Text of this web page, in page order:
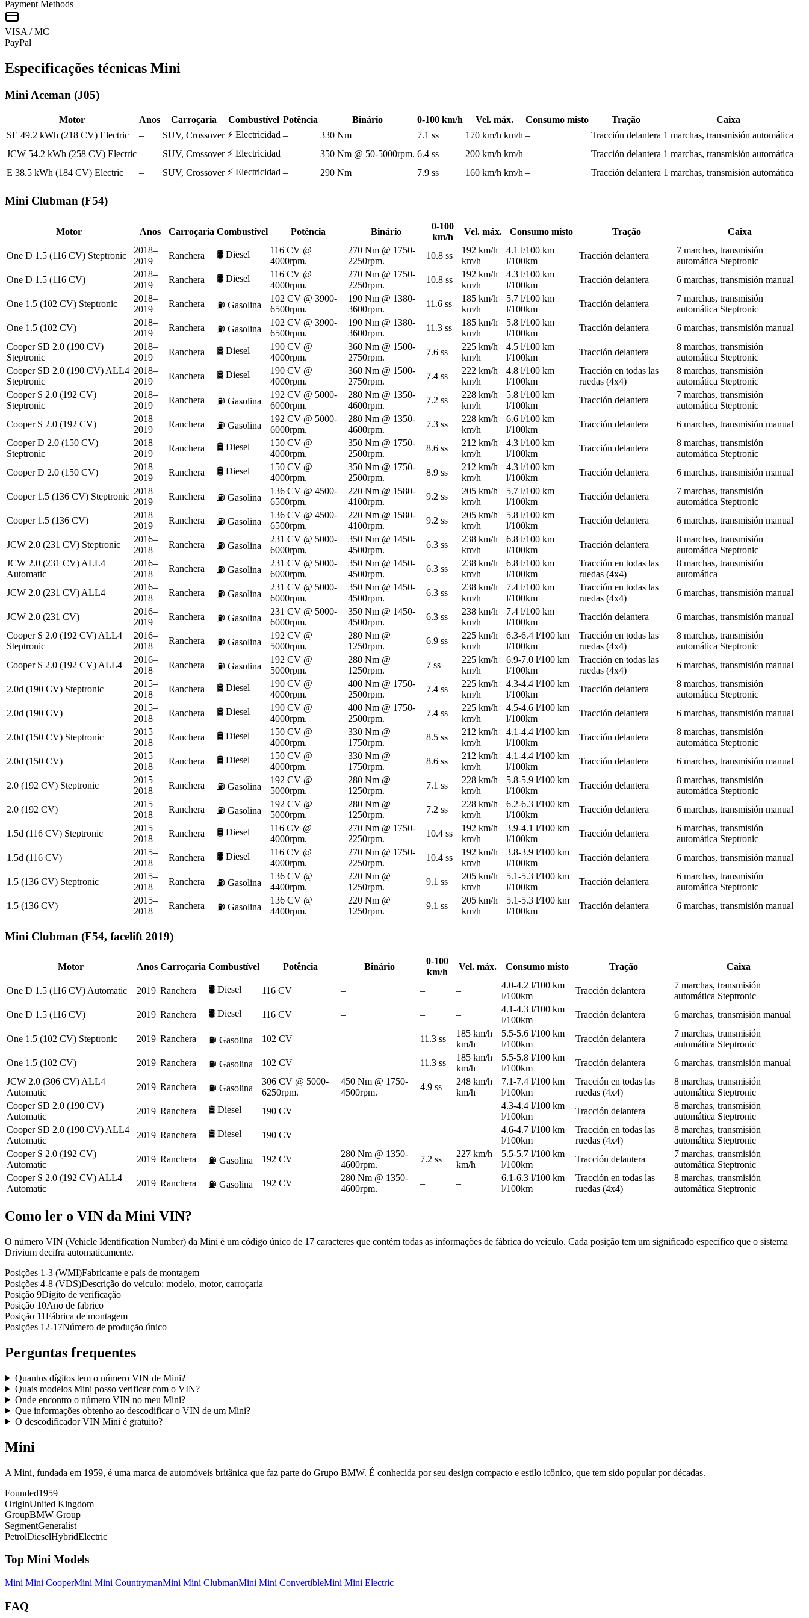
Payment Methods
VISA / MC
PayPal
Especificações técnicas Mini
Mini Aceman (J05)
Motor Anos Carroçaria Combustível Potência Binário 0-100 km/h Vel. máx. Consumo misto Tração
Caixa
SE 49.2 kWh (218 CV) Electric
– SUV, Crossover ⚡ Electricidad – 330 Nm 7.1 ss 170 km/h km/h – Tracción delantera 1 marchas, transmisión automática
JCW 54.2 kWh (258 CV) Electric – SUV, Crossover ⚡ Electricidad – 350 Nm @ 50-5000rpm. 6.4 ss 200 km/h km/h – Tracción delantera 1 marchas, transmisión automática
E 38.5 kWh (184 CV) Electric
– SUV, Crossover ⚡ Electricidad – 290 Nm 7.9 ss 160 km/h km/h – Tracción delantera 1 marchas, transmisión automática
Mini Clubman (F54)
Motor Anos Carroçaria Combustível Potência Binário
0-100
km/h
Vel. máx. Consumo misto Tração Caixa
One D 1.5 (116 CV) Steptronic
2018–
2019
Ranchera 🛢️ Diesel
116 CV @
4000rpm.
270 Nm @ 1750-
2250rpm.
10.8 ss
192 km/h
km/h
4.1 l/100 km
l/100km
Tracción delantera
7 marchas, transmisión
automática Steptronic
One D 1.5 (116 CV)
2018–
2019
Ranchera 🛢️ Diesel
116 CV @
4000rpm.
270 Nm @ 1750-
2250rpm.
10.8 ss
192 km/h
km/h
4.3 l/100 km
l/100km
Tracción delantera 6 marchas, transmisión manual
One 1.5 (102 CV) Steptronic
2018–
2019
Ranchera ⛽ Gasolina
102 CV @ 3900-
6500rpm.
190 Nm @ 1380-
3600rpm.
11.6 ss
185 km/h
km/h
5.7 l/100 km
l/100km
Tracción delantera
7 marchas, transmisión
automática Steptronic
One 1.5 (102 CV)
2018–
2019
Ranchera ⛽ Gasolina
102 CV @ 3900-
6500rpm.
190 Nm @ 1380-
3600rpm.
11.3 ss
185 km/h
km/h
5.8 l/100 km
l/100km
Tracción delantera
6 marchas, transmisión manual
Cooper SD 2.0 (190 CV)
Steptronic
2018–
2019
Ranchera 🛢️ Diesel
190 CV @
4000rpm.
360 Nm @ 1500-
2750rpm.
7.6 ss
225 km/h
km/h
4.5 l/100 km
l/100km
Tracción delantera
8 marchas, transmisión
automática Steptronic
Cooper SD 2.0 (190 CV) ALL4
Steptronic
2018–
2019
Ranchera 🛢️ Diesel
190 CV @
4000rpm.
360 Nm @ 1500-
2750rpm.
7.4 ss
222 km/h
km/h
4.8 l/100 km
l/100km
Tracción en todas las
ruedas (4x4)
8 marchas, transmisión
automática Steptronic
Cooper S 2.0 (192 CV)
Steptronic
2018–
2019
Ranchera ⛽ Gasolina
192 CV @ 5000-
6000rpm.
280 Nm @ 1350-
4600rpm.
7.2 ss
228 km/h
km/h
5.8 l/100 km
l/100km
Tracción delantera
7 marchas, transmisión
automática Steptronic
Cooper S 2.0 (192 CV)
2018–
2019
Ranchera ⛽ Gasolina
192 CV @ 5000-
6000rpm.
280 Nm @ 1350-
4600rpm.
7.3 ss
228 km/h
km/h
6.6 l/100 km
l/100km
Tracción delantera
6 marchas, transmisión manual
Cooper D 2.0 (150 CV)
Steptronic
2018–
2019
Ranchera 🛢️ Diesel
150 CV @
4000rpm.
350 Nm @ 1750-
2500rpm.
8.6 ss
212 km/h
km/h
4.3 l/100 km
l/100km
Tracción delantera
8 marchas, transmisión
automática Steptronic
Cooper D 2.0 (150 CV)
2018–
2019
Ranchera 🛢️ Diesel
150 CV @
4000rpm.
350 Nm @ 1750-
2500rpm.
8.9 ss
212 km/h
km/h
4.3 l/100 km
l/100km
Tracción delantera 6 marchas, transmisión manual
Cooper 1.5 (136 CV) Steptronic
2018–
2019
Ranchera ⛽ Gasolina
136 CV @ 4500-
6500rpm.
220 Nm @ 1580-
4100rpm.
9.2 ss
205 km/h
km/h
5.7 l/100 km
l/100km
Tracción delantera
7 marchas, transmisión
automática Steptronic
Cooper 1.5 (136 CV)
2018–
2019
Ranchera ⛽ Gasolina
136 CV @ 4500-
6500rpm.
220 Nm @ 1580-
4100rpm.
9.2 ss
205 km/h
km/h
5.8 l/100 km
l/100km
Tracción delantera 6 marchas, transmisión manual
JCW 2.0 (231 CV) Steptronic
2016–
2018
Ranchera ⛽ Gasolina
231 CV @ 5000-
6000rpm.
350 Nm @ 1450-
4500rpm.
6.3 ss
238 km/h
km/h
6.8 l/100 km
l/100km
Tracción delantera
8 marchas, transmisión
automática Steptronic
JCW 2.0 (231 CV) ALL4
Automatic
2016–
2018
Ranchera ⛽ Gasolina
231 CV @ 5000-
6000rpm.
350 Nm @ 1450-
4500rpm.
6.3 ss
238 km/h
km/h
6.8 l/100 km
l/100km
Tracción en todas las
ruedas (4x4)
8 marchas, transmisión
automática
JCW 2.0 (231 CV) ALL4
2016–
2018
Ranchera ⛽ Gasolina
231 CV @ 5000-
6000rpm.
350 Nm @ 1450-
4500rpm.
6.3 ss
238 km/h
km/h
7.4 l/100 km
l/100km
Tracción en todas las
ruedas (4x4)
6 marchas, transmisión manual
JCW 2.0 (231 CV)
2016–
2019
Ranchera ⛽ Gasolina
231 CV @ 5000-
6000rpm.
350 Nm @ 1450-
4500rpm.
6.3 ss
238 km/h
km/h
7.4 l/100 km
l/100km
Tracción delantera
6 marchas, transmisión manual
Cooper S 2.0 (192 CV) ALL4
Steptronic
2016–
2018
Ranchera ⛽ Gasolina
192 CV @
5000rpm.
280 Nm @
1250rpm.
6.9 ss
225 km/h
km/h
6.3-6.4 l/100 km
l/100km
Tracción en todas las
ruedas (4x4)
8 marchas, transmisión
automática Steptronic
Cooper S 2.0 (192 CV) ALL4
2016–
2018
Ranchera ⛽ Gasolina
192 CV @
5000rpm.
280 Nm @
1250rpm.
7 ss
225 km/h
km/h
6.9-7.0 l/100 km
l/100km
Tracción en todas las
ruedas (4x4)
6 marchas, transmisión manual
2.0d (190 CV) Steptronic
2015–
2018
Ranchera 🛢️ Diesel
190 CV @
4000rpm.
400 Nm @ 1750-
2500rpm.
7.4 ss
225 km/h
km/h
4.3-4.4 l/100 km
l/100km
Tracción delantera
8 marchas, transmisión
automática Steptronic
2.0d (190 CV)
2015–
2018
Ranchera 🛢️ Diesel
190 CV @
4000rpm.
400 Nm @ 1750-
2500rpm.
7.4 ss
225 km/h
km/h
4.5-4.6 l/100 km
l/100km
Tracción delantera 6 marchas, transmisión manual
2.0d (150 CV) Steptronic
2015–
2018
Ranchera 🛢️ Diesel
150 CV @
4000rpm.
330 Nm @
1750rpm.
8.5 ss
212 km/h
km/h
4.1-4.4 l/100 km
l/100km
Tracción delantera
8 marchas, transmisión
automática Steptronic
2.0d (150 CV)
2015–
2018
Ranchera 🛢️ Diesel
150 CV @
4000rpm.
330 Nm @
1750rpm.
8.6 ss
212 km/h
km/h
4.1-4.4 l/100 km
l/100km
Tracción delantera 6 marchas, transmisión manual
2.0 (192 CV) Steptronic
2015–
2018
Ranchera ⛽ Gasolina
192 CV @
5000rpm.
280 Nm @
1250rpm.
7.1 ss
228 km/h
km/h
5.8-5.9 l/100 km
l/100km
Tracción delantera
8 marchas, transmisión
automática Steptronic
2.0 (192 CV)
2015–
2018
Ranchera ⛽ Gasolina
192 CV @
5000rpm.
280 Nm @
1250rpm.
7.2 ss
228 km/h
km/h
6.2-6.3 l/100 km
l/100km
Tracción delantera 6 marchas, transmisión manual
1.5d (116 CV) Steptronic
2015–
2018
Ranchera 🛢️ Diesel
116 CV @
4000rpm.
270 Nm @ 1750-
2250rpm.
10.4 ss
192 km/h
km/h
3.9-4.1 l/100 km
l/100km
Tracción delantera
6 marchas, transmisión
automática Steptronic
1.5d (116 CV)
2015–
2018
Ranchera 🛢️ Diesel
116 CV @
4000rpm.
270 Nm @ 1750-
2250rpm.
10.4 ss
192 km/h
km/h
3.8-3.9 l/100 km
l/100km
Tracción delantera 6 marchas, transmisión manual
1.5 (136 CV) Steptronic
2015–
2018
Ranchera ⛽ Gasolina
136 CV @
4400rpm.
220 Nm @
1250rpm.
9.1 ss
205 km/h
km/h
5.1-5.3 l/100 km
l/100km
Tracción delantera
6 marchas, transmisión
automática Steptronic
1.5 (136 CV)
2015–
2018
Ranchera ⛽ Gasolina
136 CV @
4400rpm.
220 Nm @
1250rpm.
9.1 ss
205 km/h
km/h
5.1-5.3 l/100 km
l/100km
Tracción delantera 6 marchas, transmisión manual
Mini Clubman (F54, facelift 2019)
Motor Anos Carroçaria Combustível Potência Binário
0-100
km/h
Vel. máx. Consumo misto Tração Caixa
One D 1.5 (116 CV) Automatic 2019 Ranchera 🛢️ Diesel 116 CV – – –
4.0-4.2 l/100 km
l/100km
Tracción delantera
7 marchas, transmisión
automática Steptronic
One D 1.5 (116 CV)
2019 Ranchera 🛢️ Diesel 116 CV – – –
4.1-4.3 l/100 km
l/100km
Tracción delantera 6 marchas, transmisión manual
One 1.5 (102 CV) Steptronic 2019 Ranchera ⛽ Gasolina 102 CV – 11.3 ss
185 km/h
km/h
5.5-5.6 l/100 km
l/100km
Tracción delantera
7 marchas, transmisión
automática Steptronic
One 1.5 (102 CV)
2019 Ranchera ⛽ Gasolina 102 CV – 11.3 ss
185 km/h
km/h
5.5-5.8 l/100 km
l/100km
Tracción delantera
6 marchas, transmisión manual
JCW 2.0 (306 CV) ALL4
Automatic
2019 Ranchera ⛽ Gasolina
306 CV @ 5000-
6250rpm.
450 Nm @ 1750-
4500rpm.
4.9 ss
248 km/h
km/h
7.1-7.4 l/100 km
l/100km
Tracción en todas las
ruedas (4x4)
8 marchas, transmisión
automática Steptronic
Cooper SD 2.0 (190 CV)
Automatic
2019 Ranchera 🛢️ Diesel 190 CV – – –
4.3-4.4 l/100 km
l/100km
Tracción delantera
8 marchas, transmisión
automática Steptronic
Cooper SD 2.0 (190 CV) ALL4
Automatic
2019 Ranchera 🛢️ Diesel 190 CV – – –
4.6-4.7 l/100 km
l/100km
Tracción en todas las
ruedas (4x4)
8 marchas, transmisión
automática Steptronic
Cooper S 2.0 (192 CV)
Automatic
2019 Ranchera ⛽ Gasolina 192 CV
280 Nm @ 1350-
4600rpm.
7.2 ss
227 km/h
km/h
5.5-5.7 l/100 km
l/100km
Tracción delantera
7 marchas, transmisión
automática Steptronic
Cooper S 2.0 (192 CV) ALL4
Automatic
2019 Ranchera ⛽ Gasolina 192 CV
280 Nm @ 1350-
4600rpm.
– –
6.1-6.3 l/100 km
l/100km
Tracción en todas las
ruedas (4x4)
8 marchas, transmisión
automática Steptronic
Como ler o VIN da Mini VIN?
O número VIN (Vehicle Identification Number) da Mini é um código único de 17 caracteres que contém todas as informações de fábrica do veículo. Cada posição tem um significado específico que o sistema
Drivium decifra automaticamente.
Posições 1-3 (WMI)Fabricante e país de montagem
Posições 4-8 (VDS)Descrição do veículo: modelo, motor, carroçaria
Posição 9Dígito de verificação
Posição 10Ano de fabrico
Posição 11Fábrica de montagem
Posições 12-17Número de produção único
Perguntas frequentes
Quantos dígitos tem o número VIN de Mini?
Quais modelos Mini posso verificar com o VIN?
Onde encontro o número VIN no meu Mini?
Que informações obtenho ao descodificar o VIN de um Mini?
O descodificador VIN Mini é gratuito?
Mini
A Mini, fundada em 1959, é uma marca de automóveis britânica que faz parte do Grupo BMW. É conhecida por seu design compacto e estilo icônico, que tem sido popular por décadas.
Founded1959
OriginUnited Kingdom
GroupBMW Group
SegmentGeneralist
PetrolDieselHybridElectric
Top Mini Models
Mini Mini CooperMini Mini CountrymanMini Mini ClubmanMini Mini ConvertibleMini Mini Electric
FAQ